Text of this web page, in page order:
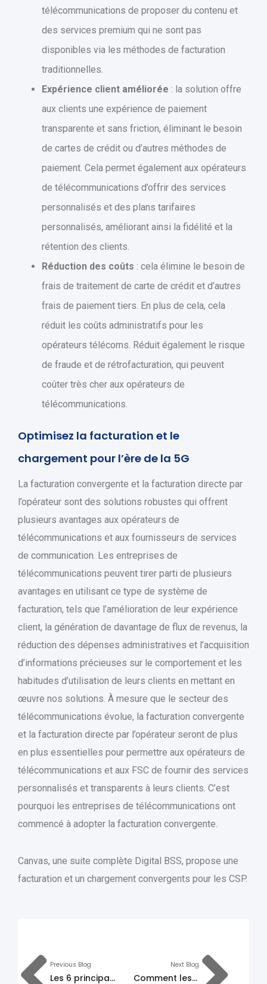
télécommunications de proposer du contenu et
des services premium qui ne sont pas
disponibles via les méthodes de facturation
traditionnelles.
Expérience client améliorée : la solution offre
aux clients une expérience de paiement
transparente et sans friction, éliminant le besoin
de cartes de crédit ou d’autres méthodes de
paiement. Cela permet également aux opérateurs
de télécommunications d’offrir des services
personnalisés et des plans tarifaires
personnalisés, améliorant ainsi la fidélité et la
rétention des clients.
Réduction des coûts : cela élimine le besoin de
frais de traitement de carte de crédit et d’autres
frais de paiement tiers. En plus de cela, cela
réduit les coûts administratifs pour les
opérateurs télécoms. Réduit également le risque
de fraude et de rétrofacturation, qui peuvent
coûter très cher aux opérateurs de
télécommunications.
Optimisez la facturation et le
chargement pour l’ère de la 5G
La facturation convergente et la facturation directe par
l’opérateur sont des solutions robustes qui offrent
plusieurs avantages aux opérateurs de
télécommunications et aux fournisseurs de services
de communication. Les entreprises de
télécommunications peuvent tirer parti de plusieurs
avantages en utilisant ce type de système de
facturation, tels que l’amélioration de leur expérience
client, la génération de davantage de flux de revenus, la
réduction des dépenses administratives et l’acquisition
d’informations précieuses sur le comportement et les
habitudes d’utilisation de leurs clients en mettant en
œuvre nos solutions. À mesure que le secteur des
télécommunications évolue, la facturation convergente
et la facturation directe par l’opérateur seront de plus
en plus essentielles pour permettre aux opérateurs de
télécommunications et aux FSC de fournir des services
personnalisés et transparents à leurs clients. C’est
pourquoi les entreprises de télécommunications ont
commencé à adopter la facturation convergente.
Canvas, une suite complète Digital BSS, propose une
facturation et un chargement convergents pour les CSP.
Previous Blog
Les 6 principales façons dont les CSP peuvent monétiser la 5G avec l’IoT
Next Blog
Comment les solutions de consolidation VAS améliorent-elles les performances opérationnelles ?